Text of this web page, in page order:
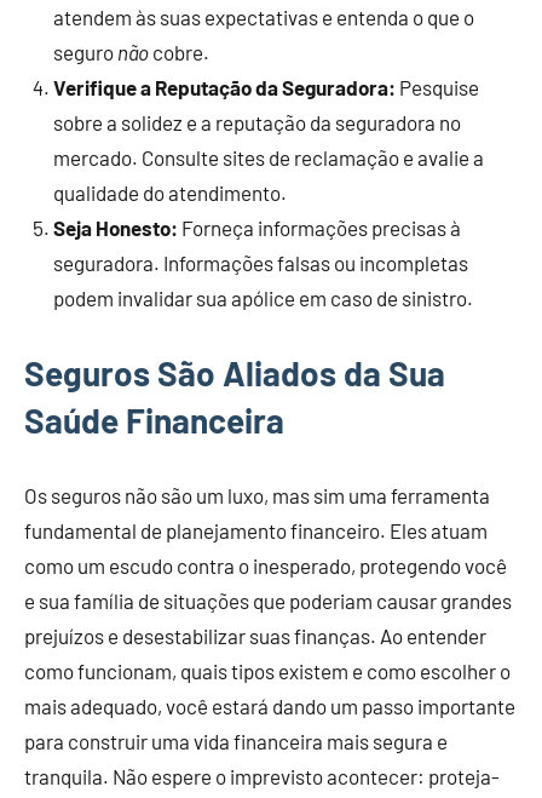
atendem às suas expectativas e entenda o que o
seguro não cobre.
Verifique a Reputação da Seguradora: Pesquise
sobre a solidez e a reputação da seguradora no
mercado. Consulte sites de reclamação e avalie a
qualidade do atendimento.
Seja Honesto: Forneça informações precisas à
seguradora. Informações falsas ou incompletas
podem invalidar sua apólice em caso de sinistro.
Seguros São Aliados da Sua
Saúde Financeira
Os seguros não são um luxo, mas sim uma ferramenta
fundamental de planejamento financeiro. Eles atuam
como um escudo contra o inesperado, protegendo você
e sua família de situações que poderiam causar grandes
prejuízos e desestabilizar suas finanças. Ao entender
como funcionam, quais tipos existem e como escolher o
mais adequado, você estará dando um passo importante
para construir uma vida financeira mais segura e
tranquila. Não espere o imprevisto acontecer: proteja-